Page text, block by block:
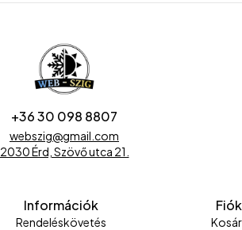
+36 30 098 8807
webszig@gmail.com
2030 Érd, Szövő utca 21.
Információk
Rendeléskövetés
Fiók
Kosár